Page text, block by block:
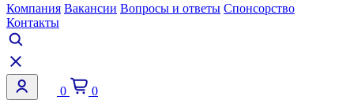
Компания Вакансии Вопросы и ответы Спонсорство
Контакты
0 0